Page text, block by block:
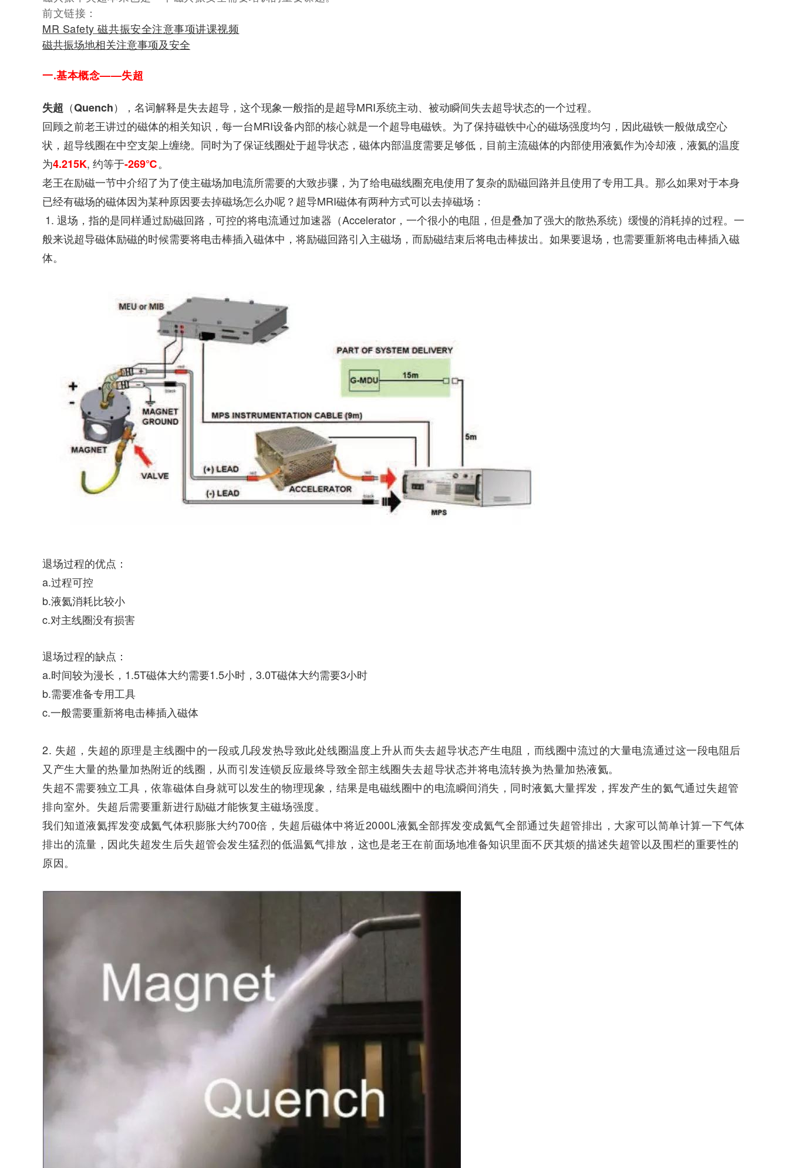
前文链接：
MR Safety 磁共振安全注意事项讲课视频
磁共振场地相关注意事项及安全
一.基本概念——失超
失超 （Quench），名词解释是失去超导，这个现象一般指的是超导MRI系统主动、被动瞬间失去超导状态的一个过程。
回顾之前老王讲过的磁体的相关知识，每一台MRI设备内部的核心就是一个超导电磁铁。为了保持磁铁中心的磁场强度均匀，因此磁铁一般做成空心
状，超导线圈在中空支架上缠绕。同时为了保证线圈处于超导状态，磁体内部温度需要足够低，目前主流磁体的内部使用液氦作为冷却液，液氦的温度
为4.215K, 约等于-269℃。
老王在励磁一节中介绍了为了使主磁场加电流所需要的大致步骤，为了给电磁线圈充电使用了复杂的励磁回路并且使用了专用工具。 那么如果对于本身
已经有磁场的磁体因为某种原因要去掉磁场怎么办呢？ 超导MRI磁体有两种方式可以去掉磁场：
1. 退场，指的是同样通过励磁回路，可控的将电流通过加速器（Accelerator，一个很小的电阻，但是叠加了强大的散热系统）缓慢的消耗掉的过程。 一
般来说超导磁体励磁的时候需要将电击棒插入磁体中，将励磁回路引入主磁场，而励磁结束后将电击棒拔出。 如果要退场，也需要重新将电击棒插入磁
体。
退场过程的优点：
a.过程可控
b.液氦消耗比较小
c.对主线圈没有损害
退场过程的缺点：
a.时间较为漫长，1.5T磁体大约需要1.5小时，3.0T磁体大约需要3小时
b.需要准备专用工具
c.一般需要重新将电击棒插入磁体
2. 失超，失超的原理是主线圈中的一段或几段发热导致此处线圈温度上升从而失去超导状态产生电阻，而线圈中流过的大量电流通过这一段电阻后
又产生大量的热量加热附近的线圈，从而引发连锁反应最终导致全部主线圈失去超导状态并将电流转换为热量加热液氦。
失超不需要独立工具，依靠磁体自身就可以发生的物理现象，结果是电磁线圈中的电流瞬间消失，同时液氦大量挥发，挥发产生的氦气通过失超管
排向室外。 失超后需要重新进行励磁才能恢复主磁场强度。
我们知道液氦挥发变成氦气体积膨胀大约700倍，失超后磁体中将近2000L液氦全部挥发变成氦气全部通过失超管排出，大家可以简单计算一下气体
排出的流量，因此失超发生后失超管会发生猛烈的低温氦气排放，这也是老王在前面场地准备知识里面不厌其烦的描述失超管以及围栏的重要性的
原因。